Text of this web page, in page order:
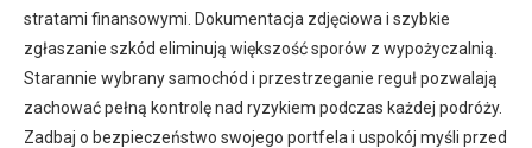
stratami finansowymi. Dokumentacja zdjęciowa i szybkie
zgłaszanie szkód eliminują większość sporów z wypożyczalnią.
Starannie wybrany samochód i przestrzeganie reguł pozwalają
zachować pełną kontrolę nad ryzykiem podczas każdej podróży.
Zadbaj o bezpieczeństwo swojego portfela i uspokój myśli przed